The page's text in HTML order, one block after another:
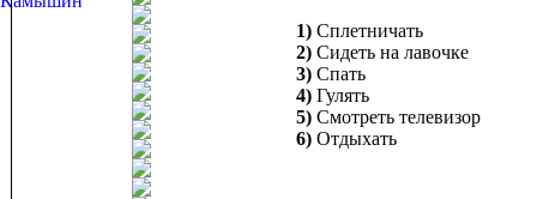
1) Сплетничать
2) Сидеть на лавочке
3) Спать
4) Гулять
5) Смотреть телевизор
6) Отдыхать